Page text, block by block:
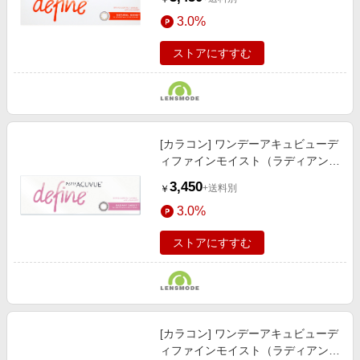
ンドジョンソン
(Johnson&Johnson)
3.0%
ストアにすすむ
[カラコン] ワンデーアキュビューデ
ィファインモイスト（ラディアント
ンエンドジョンソン
(Johnson&Johnson)
￥ 3,450+送料別
3.0%
ストアにすすむ
[カラコン] ワンデーアキュビューデ
ィファインモイスト（ラディアント